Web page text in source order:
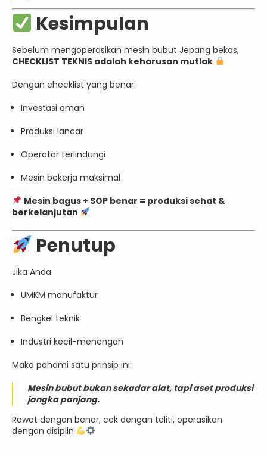
Kesimpulan
Sebelum mengoperasikan mesin bubut Jepang bekas,
CHECKLIST TEKNIS adalah keharusan mutlak
Dengan checklist yang benar:
Investasi aman
Produksi lancar
Operator terlindungi
Mesin bekerja maksimal
Mesin bagus + SOP benar = produksi sehat &
berkelanjutan
Penutup
Jika Anda:
UMKM manufaktur
Bengkel teknik
Industri kecil-menengah
Maka pahami satu prinsip ini:
Mesin bubut bukan sekadar alat, tapi aset produksi
jangka panjang.
Rawat dengan benar, cek dengan teliti, operasikan
dengan disiplin